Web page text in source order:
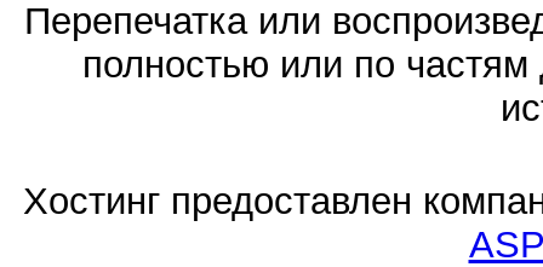
Перепечатка или
полностью или по частям
Хостинг предоставлен